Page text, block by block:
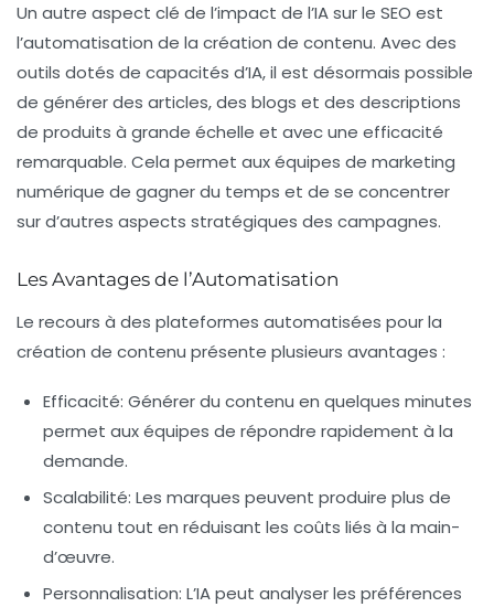
Un autre aspect clé de l’impact de l’IA sur le SEO est
l’automatisation de la création de contenu. Avec des
outils dotés de capacités d’IA, il est désormais possible
de générer des articles, des blogs et des descriptions
de produits à grande échelle et avec une efficacité
remarquable. Cela permet aux équipes de marketing
numérique de gagner du temps et de se concentrer
sur d’autres aspects stratégiques des campagnes.
Les Avantages de l’Automatisation
Le recours à des plateformes automatisées pour la
création de contenu présente plusieurs avantages :
Efficacité: Générer du contenu en quelques minutes
permet aux équipes de répondre rapidement à la
demande.
Scalabilité: Les marques peuvent produire plus de
contenu tout en réduisant les coûts liés à la main-
d’œuvre.
Personnalisation: L’IA peut analyser les préférences